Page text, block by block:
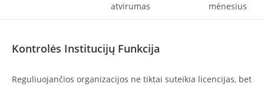
atvirumas
mėnesius
Kontrolės Institucijų Funkcija
Reguliuojančios organizacijos ne tiktai suteikia licencijas, bet